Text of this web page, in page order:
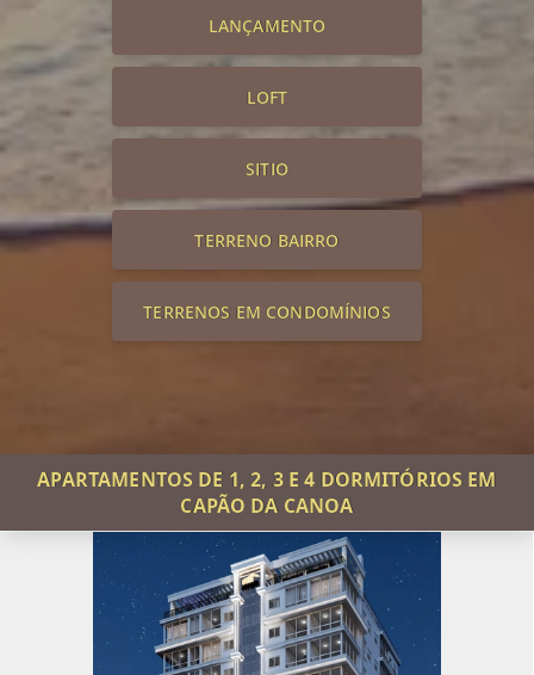
LANÇAMENTO
LOFT
SITIO
TERRENO BAIRRO
TERRENOS EM CONDOMÍNIOS
APARTAMENTOS DE 1, 2, 3 E 4 DORMITÓRIOS EM
CAPÃO DA CANOA